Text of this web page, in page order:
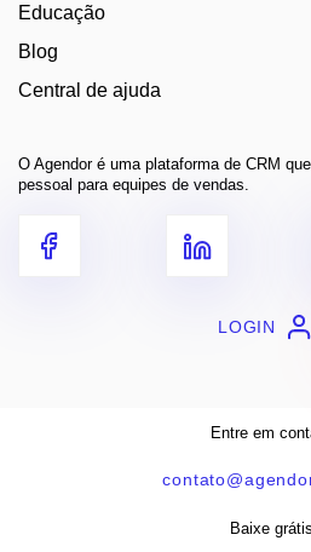
Educação
Blog
Central de ajuda
O Agendor é uma plataforma de CRM
pessoal para equipes de vendas.
LOGIN
Entre em
Baixe grátis